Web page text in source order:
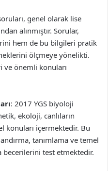
genel olarak lise
alınmıştır. Sorular,
hem de bu bilgileri pratik
ölçmeye yönelikti.
ve önemli konuları
: 2017 YGS biyoloji
ekoloji, canlıların
konuları içermektedir. Bu
tanımlama ve temel
test etmektedir.